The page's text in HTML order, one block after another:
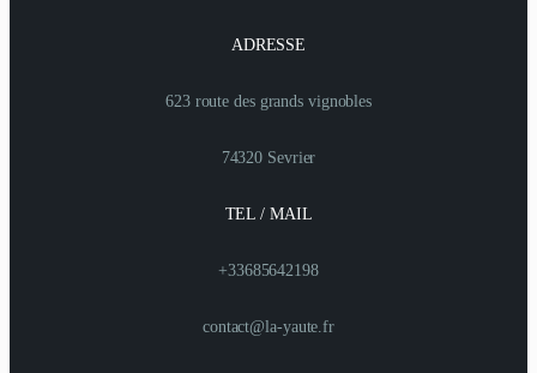
ADRESSE
623 route des grands vignobles
74320 Sevrier
TEL / MAIL
+33685642198
contact@la-yaute.fr